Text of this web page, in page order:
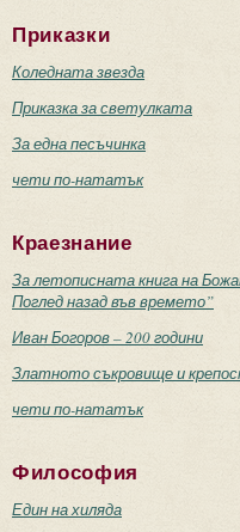
Приказки
Коледната звезда
Приказка за светулката
За една песъчинка
чети по-нататък
Краезнание
За летописната книга на
Поглед назад във времето”
Иван Богоров – 200 години
Златното съкровище и
чети по-нататък
Философия
Един на хиляда